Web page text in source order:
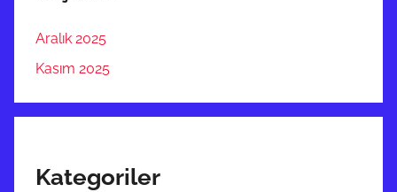
Aralık 2025
Kasım 2025
Kategoriler